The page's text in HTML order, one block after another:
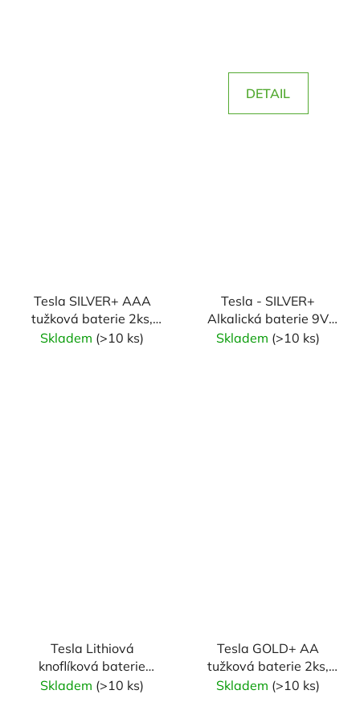
DETAIL
Tesla SILVER+ AAA
tužková baterie 2ks,
blistrová fólie
Skladem (>10 ks)
Tesla - SILVER+
Alkalická baterie 9V
(6LR61, blister) 1 ks
Skladem (>10 ks)
Tesla Lithiová
knoflíková baterie
CR2032, 3V, 5ks
Skladem (>10 ks)
Tesla GOLD+ AA
tužková baterie 2ks,
blistrová fólie
Skladem (>10 ks)